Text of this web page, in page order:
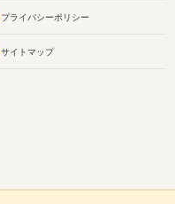
プライバシーポリシー
サイトマップ